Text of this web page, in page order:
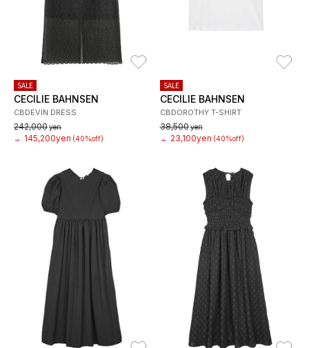
SALE
CECILIE BAHNSEN
CBDEVIN DRESS
242,000yen
→
145,200yen (40%off)
SALE
CECILIE BAHNSEN
CBDOROTHY T-SHIRT
38,500yen
→
23,100yen (40%off)
お気に入り